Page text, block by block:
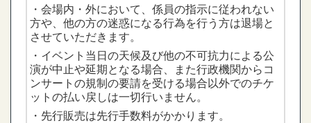
・会場内・外において、係員の指示に従われない
方や、他の方の迷惑になる行為を行う方は退場と
させていただきます。
・イベント当日の天候及び他の不可抗力による公
演が中止や延期となる場合、また行政機関からコ
ンサートの規制の要請を受ける場合以外でのチケ
ットの払い戻しは一切行いません。
・先行販売は先行手数料がかかります。